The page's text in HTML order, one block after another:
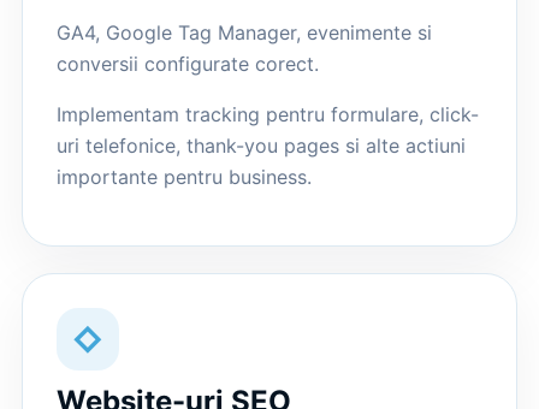
GA4, Google Tag Manager, evenimente si
conversii configurate corect.
Implementam tracking pentru formulare, click-
uri telefonice, thank-you pages si alte actiuni
importante pentru business.
◇
Website-uri SEO